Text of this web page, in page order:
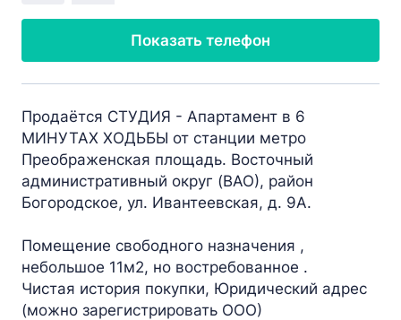
Показать телефон
Продаётся СТУДИЯ - Апартамент в 6
МИНУТАХ ХОДЬБЫ от станции метро
Преображенская площадь. Восточный
административный округ (ВАО), район
Богородское, ул. Ивантеевская, д. 9А.
Помещение свободного назначения ,
небольшое 11м2, но востребованное .
Чистая история покупки, Юридический адрес
(можно зарегистрировать ООО)